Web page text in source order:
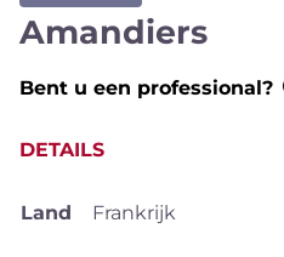
Amandiers
Bent u een professional?
DETAILS
Land Frankrijk